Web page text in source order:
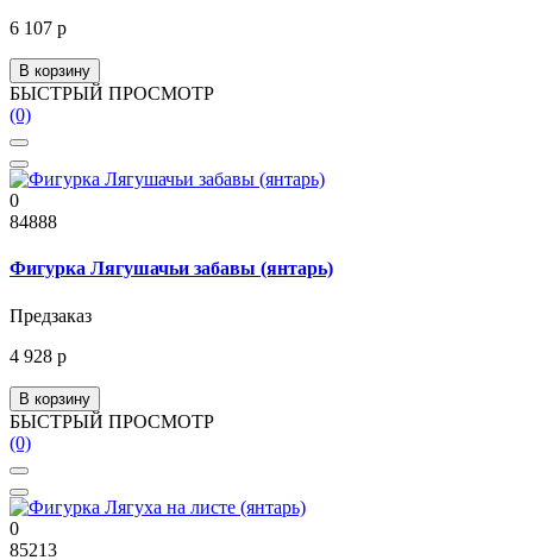
6 107 р
В корзину
БЫСТРЫЙ ПРОСМОТР
(0)
0
84888
Фигурка Лягушачьи забавы (янтарь)
Предзаказ
4 928 р
В корзину
БЫСТРЫЙ ПРОСМОТР
(0)
0
85213